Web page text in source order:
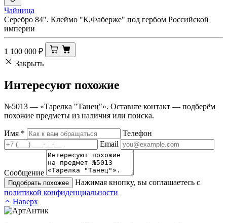
Чайница
Серебро 84". Клеймо "К.Фаберже" под гербом Российской
империи
1 100 000 ₽
Закрыть
Интересуют похожие
№5013 — «Тарелка "Танец"». Оставьте контакт — подберём
похожие предметы из наличия или поиска.
Имя *
Телефон
Email
Сообщение
Подобрать похожее
Нажимая кнопку, вы соглашаетесь с
политикой конфиденциальности
Наверх